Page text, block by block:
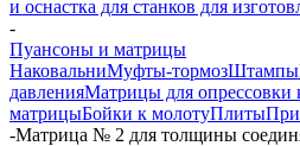
и оснастка для станков для
-
Пуансоны и матрицы
НаковальниМуфты-тормозШтампы
давленияМатрицы для опрессовки
матрицыБойки к молотуПлиты
-Матрица № 2 для толщины